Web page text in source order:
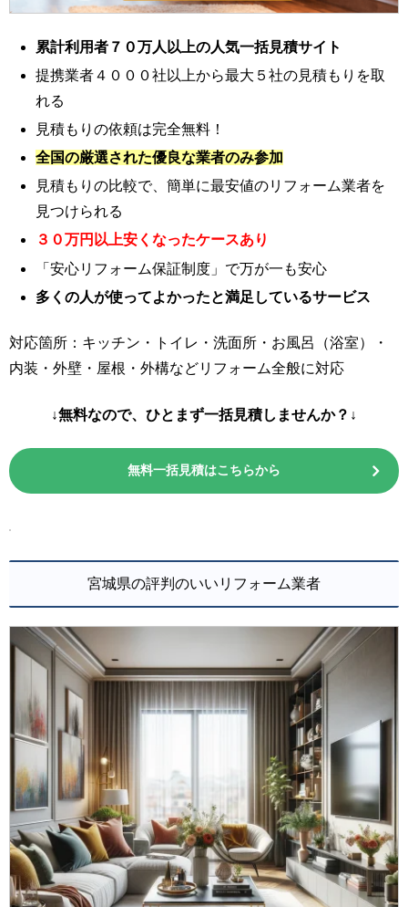
累計利用者７０万人以上の人気一括見積サイト
提携業者４０００社以上から最大５社の見積もりを取
れる
見積もりの依頼は完全無料！
全国の厳選された優良な業者のみ参加
見積もりの比較で、簡単に最安値のリフォーム業者を
見つけられる
３０万円以上安くなったケースあり
「安心リフォーム保証制度」で万が一も安心
多くの人が使ってよかったと満足しているサービス
対応箇所：キッチン・トイレ・洗面所・お風呂（浴室）・
内装・外壁・屋根・外構などリフォーム全般に対応
↓無料なので、ひとまず一括見積しませんか？↓
無料一括見積はこちらから
宮城県の評判のいいリフォーム業者